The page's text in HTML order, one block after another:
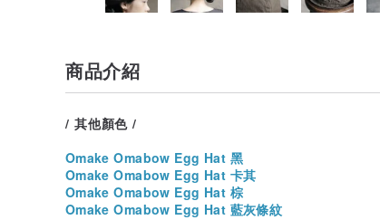
商品介紹
/ 其他顏色 /
Omake Omabow Egg Hat 黑
Omake Omabow Egg Hat 卡其
Omake Omabow Egg Hat 棕
Omake Omabow Egg Hat 藍灰條紋